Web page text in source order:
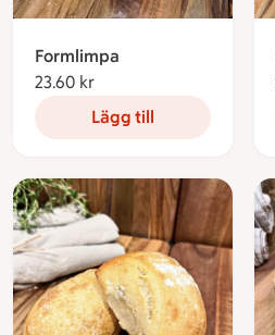
Formlimpa
23.60 kr
Lägg till